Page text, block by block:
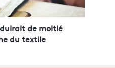
de moitié
du textile